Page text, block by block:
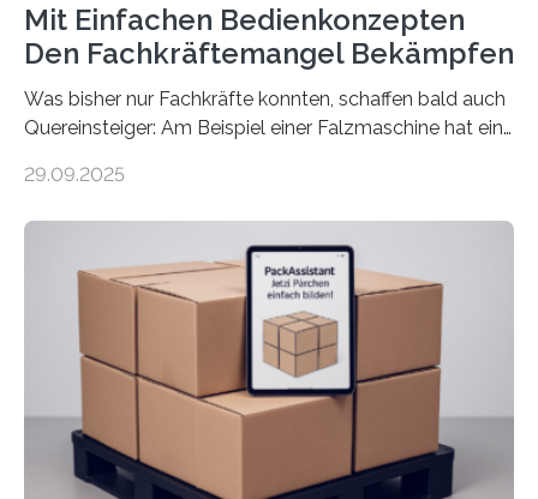
Mit Einfachen Bedienkonzepten
Den Fachkräftemangel Bekämpfen
Was bisher nur Fachkräfte konnten, schaffen bald auch
Quereinsteiger: Am Beispiel einer Falzmaschine hat ein
Mensch-Maschine-Schnittstelle so sehr vereinfacht,
Die zugrunde liegende Methodik lässt sich auf alle
anderen Maschinen übertragen. Eine Falzmaschine
umzurüsten ist ein Job für echte Profis. Eine solche
Maschine faltet in Druckereien Broschüren, Prospekte,
Landkarten und vieles mehr – mehrere Zehntausend
Exemplare pro Stunde. Je nach Maschinentyp und
Auftrag kann das Umrüsten…
29.09.2025